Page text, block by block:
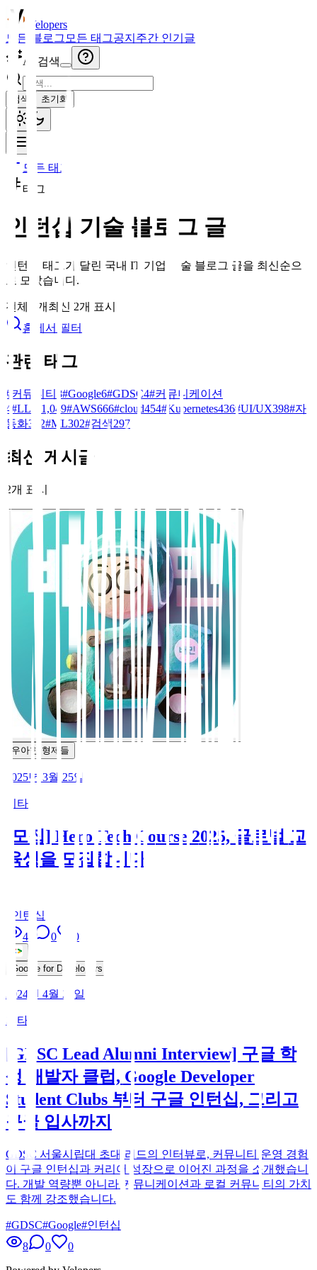
Velopers
모든 블로그 모든 태그공지 주간 인기글
AI 검색
검색 초기화
모든 태그
태그
인턴십 기술 블로그 글
인턴십
태그가 달린 국내 IT 기업 기술 블로그 글을 최신순으
로 모았습니다.
전체 개 최신 2개 표시
홈에서 필터
관련 태그
# 커뮤니티 8#Google6#GDSC4#커뮤니케이션
4 #LLM 1,049#AWS666#cloud454# Kubernetes436#UI/UX398#자
동화312#ML302#검색297
최신 게시글
2개 표시
우아한 형제들
2025년 3월 25일
기타
[모집] Hero Tech Course 2025, 글로벌 교
육생을 모집합니다
인턴십
40
0 0
Google for Developers
2024년 4월 26일
기타
[GDSC Lead Alumni Interview] 구글 학
생 개발자 클럽, Google Developer
Student Clubs 부터 구글 인턴십, 그리고
구글 입사까지
GDSC 서울시립대 초대 리드의 인터뷰로, 커뮤니티 운영 경험
이 구글 인턴십과 커리어 성장으로 이어진 과정을 소개했습니
다. 개발 역량뿐 아니라 커뮤니케이션과 로컬 커뮤니티의 가치
도 함께 강조했습니다.
#GDSC#Google#인턴십
8
0
0